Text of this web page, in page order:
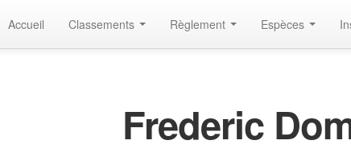
Accueil Classements Règlement Espèces
Frederic